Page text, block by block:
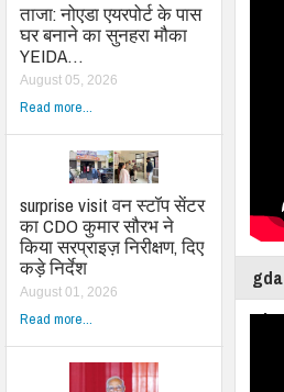
ताजा: नोएडा एयरपोर्ट के पास
घर बनाने का सुनहरा मौका
YEIDA…
August 05, 2026
Read more...
surprise visit वन स्टॉप सेंटर
का CDO कुमार सौरभ ने
किया सरप्राइज़ निरीक्षण, दिए
कड़े निर्देश
August 01, 2026
Read more...